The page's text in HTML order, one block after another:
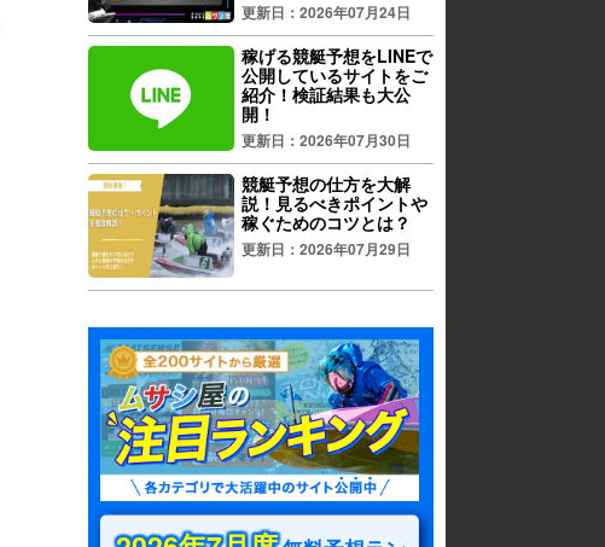
更新日：2026年07月24日
稼げる競艇予想をLINEで
公開しているサイトをご
紹介！検証結果も大公
開！
更新日：2026年07月30日
競艇予想の仕方を大解
説！見るべきポイントや
稼ぐためのコツとは？
更新日：2026年07月29日